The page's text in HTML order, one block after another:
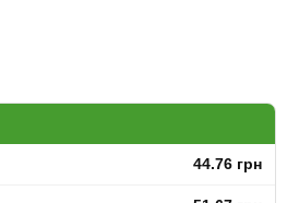
44.76 грн